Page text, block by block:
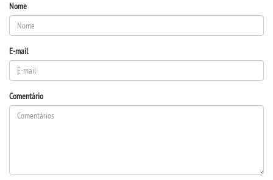
Nome
E-mail
Comentário